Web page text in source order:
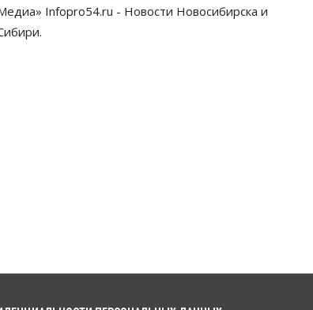
Общество
Infopro54.ru - Новости Новосибирска и